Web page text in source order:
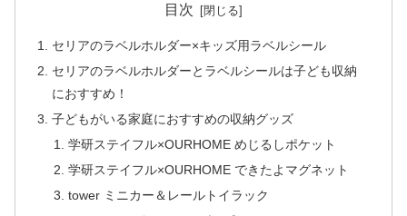
目次
セリアのラベルホルダー×キッズ用ラベルシール
セリアのラベルホルダーとラベルシールは子ども収納
におすすめ！
子どもがいる家庭におすすめの収納グッズ
学研ステイフル×OURHOME めじるしポケット
学研ステイフル×OURHOME できたよマグネット
tower ミニカー＆レールトイラック